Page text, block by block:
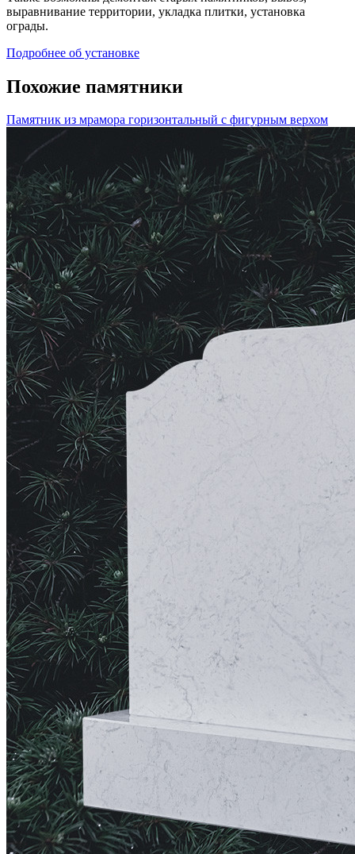
выравнивание территории, укладка плитки, установка
ограды.
Подробнее об установке
Похожие памятники
Памятник из мрамора горизонтальный с фигурным верхом